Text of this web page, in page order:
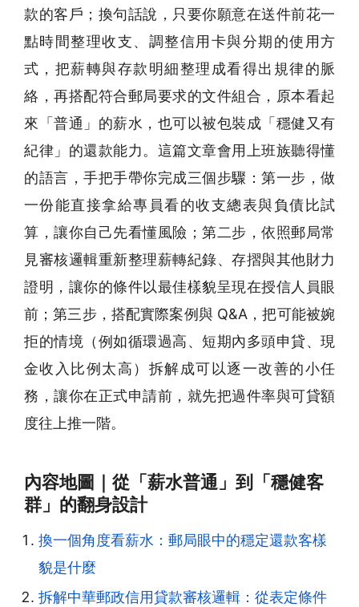
款的客戶；換句話說，只要你願意在送件前花一
點時間整理收支、調整信用卡與分期的使用方
式，把薪轉與存款明細整理成看得出規律的脈
絡，再搭配符合郵局要求的文件組合，原本看起
來「普通」的薪水，也可以被包裝成「穩健又有
紀律」的還款能力。這篇文章會用上班族聽得懂
的語言，手把手帶你完成三個步驟：第一步，做
一份能直接拿給專員看的收支總表與負債比試
算，讓你自己先看懂風險；第二步，依照郵局常
見審核邏輯重新整理薪轉紀錄、存摺與其他財力
證明，讓你的條件以最佳樣貌呈現在授信人員眼
前；第三步，搭配實際案例與 Q&A，把可能被婉
拒的情境（例如循環過高、短期內多頭申貸、現
金收入比例太高）拆解成可以逐一改善的小任
務，讓你在正式申請前，就先把過件率與可貸額
度往上推一階。
內容地圖｜從「薪水普通」到「穩健客
群」的翻身設計
換一個角度看薪水：郵局眼中的穩定還款客樣
貌是什麼
拆解中華郵政信用貸款審核邏輯：從表定條件